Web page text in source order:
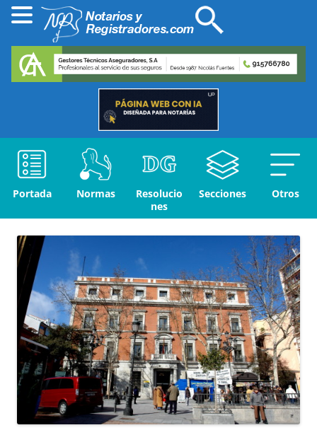
Portada Normas
Resolucio
nes
Secciones Otros